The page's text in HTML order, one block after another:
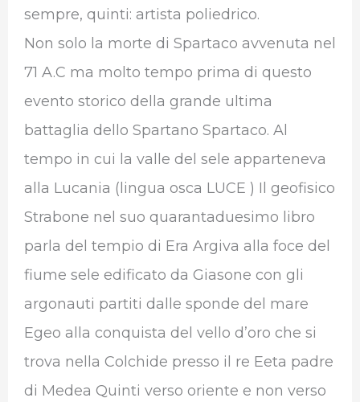
sempre, quinti: artista poliedrico.
Non solo la morte di Spartaco avvenuta nel
71 A.C ma molto tempo prima di questo
evento storico della grande ultima
battaglia dello Spartano Spartaco. Al
tempo in cui la valle del sele apparteneva
alla Lucania (lingua osca LUCE ) Il geofisico
Strabone nel suo quarantaduesimo libro
parla del tempio di Era Argiva alla foce del
fiume sele edificato da Giasone con gli
argonauti partiti dalle sponde del mare
Egeo alla conquista del vello d’oro che si
trova nella Colchide presso il re Eeta padre
di Medea Quinti verso oriente e non verso